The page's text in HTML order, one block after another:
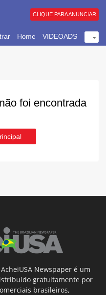
Home VIDEOADS
CLIQUE PARA ANUNCIAR
foi encontrada
Newspaper é um
gratuitamente por
brasileiros,